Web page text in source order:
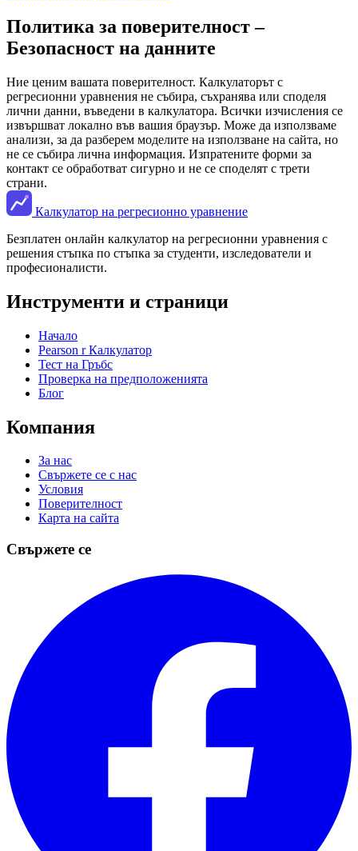
Политика за поверителност –
Безопасност на данните
Ние ценим вашата поверителност. Калкулаторът с
регресионни уравнения не събира, съхранява или споделя
лични данни, въведени в калкулатора. Всички изчисления се
извършват локално във вашия браузър. Може да използваме
анализи, за да разберем моделите на използване на сайта, но
не се събира лична информация. Изпратените форми за
контакт се обработват сигурно и не се споделят с трети
страни.
Калкулатор на регресионно уравнение
Безплатен онлайн калкулатор на регресионни уравнения с
решения стъпка по стъпка за студенти, изследователи и
професионалисти.
Инструменти и страници
Начало
Pearson r Калкулатор
Тест на Гръбс
Проверка на предположенията
Блог
Компания
За нас
Свържете се с нас
Условия
Поверителност
Карта на сайта
Свържете се